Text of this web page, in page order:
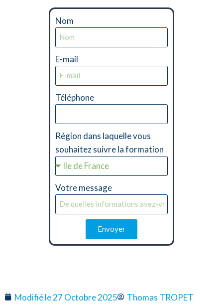
Nom
E-mail
Téléphone
Région dans laquelle vous
souhaitez suivre la formation
Votre message
Envoyer
Alternative:
Modifié le 27 Octobre 2025 Thomas TROPET